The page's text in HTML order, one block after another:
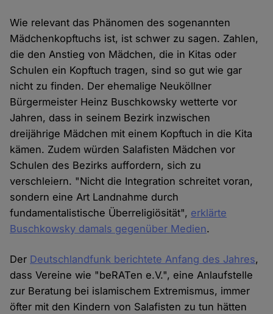
Wie relevant das Phänomen des sogenannten
Mädchenkopftuchs ist, ist schwer zu sagen. Zahlen,
die den Anstieg von Mädchen, die in Kitas oder
Schulen ein Kopftuch tragen, sind so gut wie gar
nicht zu finden. Der ehemalige Neuköllner
Bürgermeister Heinz Buschkowsky wetterte vor
Jahren, dass in seinem Bezirk inzwischen
dreijährige Mädchen mit einem Kopftuch in die Kita
kämen. Zudem würden Salafisten Mädchen vor
Schulen des Bezirks auffordern, sich zu
verschleiern. "Nicht die Integration schreitet voran,
sondern eine Art Landnahme durch
fundamentalistische Überreligiösität", erklärte
Buschkowsky damals gegenüber Medien.
Der Deutschlandfunk berichtete Anfang des Jahres,
dass Vereine wie "beRATen e.V.", eine Anlaufstelle
zur Beratung bei islamischem Extremismus, immer
öfter mit den Kindern von Salafisten zu tun hätten